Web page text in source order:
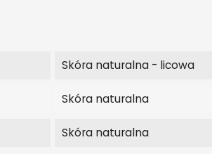
Skóra naturalna - licowa
Skóra naturalna
Skóra naturalna